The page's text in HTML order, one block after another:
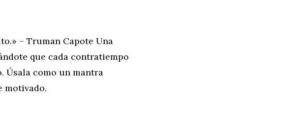
– Truman Capote Una
que cada contratiempo
Úsala como un mantra
motivado.